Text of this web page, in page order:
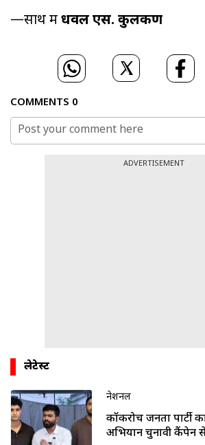
—साथ मेंधवल एस. कुलकर्णी
COMMENTS 0
ADVERTISEMENT
लेटेस्ट
नेशनल
कॉकरोच जनता पार्टी
अभियान चुनावी कैंपेन